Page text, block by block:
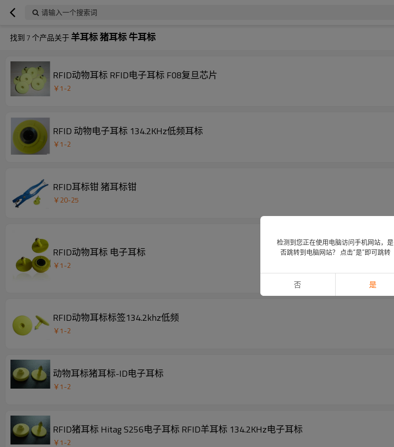
请输入一个搜索词
找到 7个产品关于羊耳标 猪耳标 牛耳标
RFID动物耳标 RFID电子耳标 F08复旦芯片
￥1-2
RFID 动物电子耳标 134.2KHz低频耳标
￥1-2
RFID耳标钳 猪耳标钳
￥20-25
RFID动物耳标 电子耳标
￥1-2
RFID动物耳标标签134.2khz低频
￥1-2
动物耳标猪耳标-ID电子耳标
￥1-2
RFID猪耳标 Hitag S256电子耳标 RFID羊耳标 134.2KHz电子耳标
￥1-2
检测到您正在使用电脑访问手机网站，是
否跳转到电脑网站？ 点击“是”即可跳转
否 是